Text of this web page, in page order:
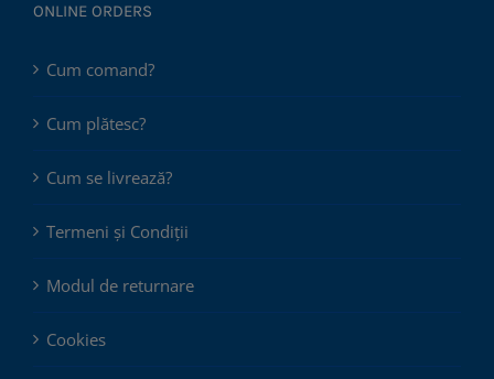
ONLINE ORDERS
Cum comand?
Cum plătesc?
Cum se livrează?
Termeni și Condiții
Modul de returnare
Cookies